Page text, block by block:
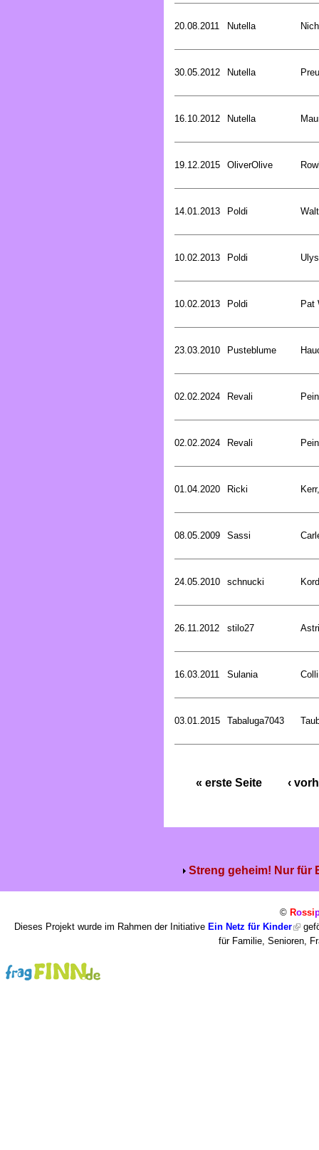
20.08.2011 Nutella
30.05.2012 Nutella
16.10.2012 Nutella
19.12.2015 OliverOlive
14.01.2013 Poldi
10.02.2013 Poldi
10.02.2013 Poldi Pat
23.03.2010 Pusteblume
02.02.2024 Revali
02.02.2024 Revali
01.04.2020 Ricki
08.05.2009 Sassi
24.05.2010 schnucki
26.11.2012 stilo27
16.03.2011 Sulania
03.01.2015 Tabaluga7043
« erste Seite ‹
Streng geheim! Nur für
© Rossi
Dieses Projekt wurde im Rahmen der Initiative Ein Netz für Kinder
für Familie, Senioren,